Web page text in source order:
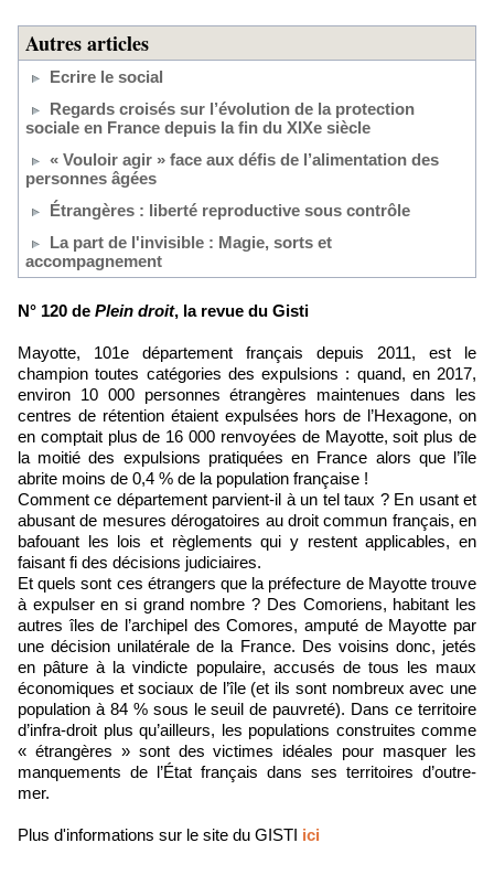
Autres articles
Ecrire le social
Regards croisés sur l’évolution de la protection
sociale en France depuis la fin du XIXe siècle
« Vouloir agir » face aux défis de l’alimentation des
personnes âgées
Étrangères : liberté reproductive sous contrôle
La part de l'invisible : Magie, sorts et
accompagnement
N° 120 de Plein droit, la revue du Gisti
Mayotte, 101e département français depuis 2011, est le
champion toutes catégories des expulsions : quand, en 2017,
environ 10 000 personnes étrangères maintenues dans les
centres de rétention étaient expulsées hors de l’Hexagone, on
en comptait plus de 16 000 renvoyées de Mayotte, soit plus de
la moitié des expulsions pratiquées en France alors que l’île
abrite moins de 0,4 % de la population française !
Comment ce département parvient-il à un tel taux ? En usant et
abusant de mesures dérogatoires au droit commun français, en
bafouant les lois et règlements qui y restent applicables, en
faisant fi des décisions judiciaires.
Et quels sont ces étrangers que la préfecture de Mayotte trouve
à expulser en si grand nombre ? Des Comoriens, habitant les
autres îles de l’archipel des Comores, amputé de Mayotte par
une décision unilatérale de la France. Des voisins donc, jetés
en pâture à la vindicte populaire, accusés de tous les maux
économiques et sociaux de l’île (et ils sont nombreux avec une
population à 84 % sous le seuil de pauvreté). Dans ce territoire
d’infra-droit plus qu’ailleurs, les populations construites comme
« étrangères » sont des victimes idéales pour masquer les
manquements de l’État français dans ses territoires d’outre-
mer.
Plus d'informations sur le site du GISTI ici